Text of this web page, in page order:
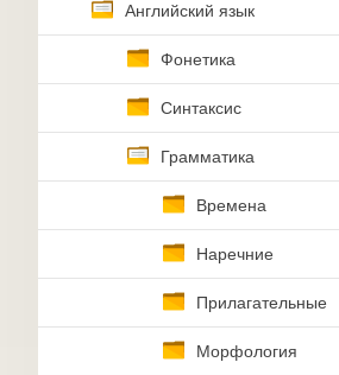
Английский язык
Фонетика
Синтаксис
Грамматика
Времена
Наречние
Прилагательные
Морфология